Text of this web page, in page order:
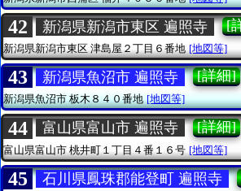
42 新潟県新潟市東区 遍照寺 [
新潟県新潟市東区津島屋２丁目６番地 [地図等]
43 新潟県魚沼市 遍照寺 [詳細]
新潟県魚沼市板木８４０番地 [地図等]
44 富山県富山市 遍照寺 [詳細]
富山県富山市 桃井町１丁目４番１６号 [地図等]
45 石川県鳳珠郡能登町 遍照寺